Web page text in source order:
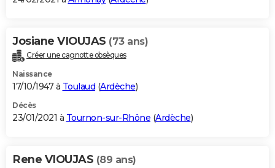
Josiane VIOUJAS (73 ans)
Créer une cagnotte obsèques
Naissance
17/10/1947 à Toulaud (Ardèche)
Décès
23/01/2021 à Tournon-sur-Rhône (Ardèche)
Rene VIOUJAS (89 ans)